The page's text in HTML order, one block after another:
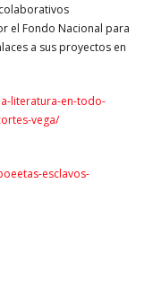
el Fondo Nacional para
a sus proyectos en
literatura-en-todo-
vega/
esclavos-